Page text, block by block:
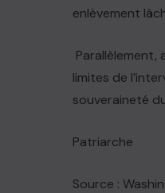
enlèvement
Parallèlement,
limites de
souveraineté du
Patriarche
Source :